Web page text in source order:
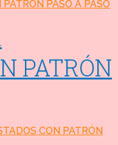
PATRÓN